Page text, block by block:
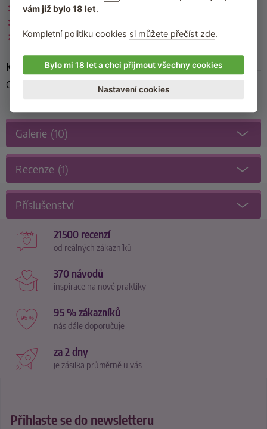
Wine Red by Liebe Seele
BDSM obojky
Kód produktu
CL-80069BG
Galerie (10)
Recenze (1)
Příslušenství
21500 recenzí
od reálných zákazníků
370 návodů
inspirace na nové praktiky
95 % zákazníků
nás dále doporučuje
za 2 dny
je zásilka průměrně u vás
Přihlaste se do newsletteru
vám již bylo 18 let.
Kompletní politiku cookies si můžete přečíst zde.
Bylo mi 18 let a chci přijmout všechny cookies
Nastavení cookies